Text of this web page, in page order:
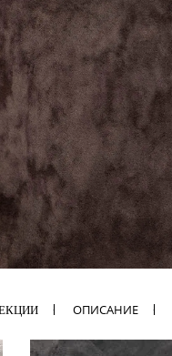
ОПИСАНИЕ